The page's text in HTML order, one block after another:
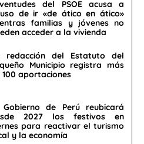
del PSOE acusa a
de ir «de ático en ático»
familias y jóvenes no
acceder a la vivienda
redacción del Estatuto del
Municipio registra más
100 aportaciones
Gobierno de Perú reubicará
2027 los festivos en
para reactivar el turismo
y la economía